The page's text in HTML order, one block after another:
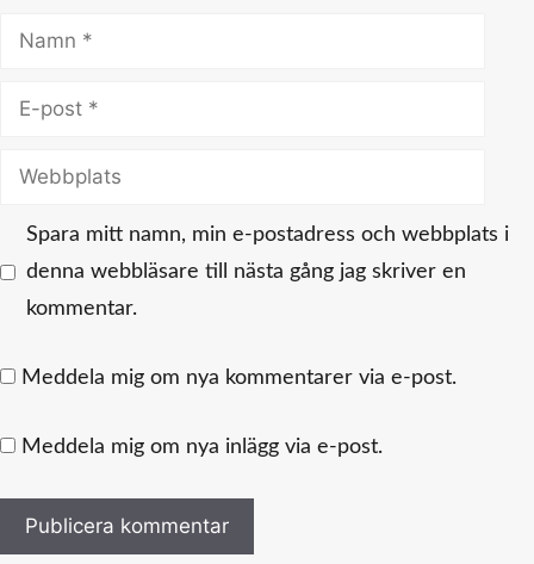
Namn
Webbplats
Spara mitt namn, min e-postadress och webbplats i
denna webbläsare till nästa gång jag skriver en
kommentar.
Meddela mig om nya kommentarer via e-post.
Meddela mig om nya inlägg via e-post.